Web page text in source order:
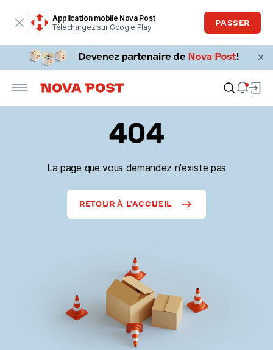
Application mobile Nova Post
Téléchargez sur Google Play
PASSER
404
La page que vous demandez n'existe pas
RETOUR À L'ACCUEIL